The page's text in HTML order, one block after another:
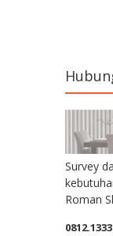
Survey
Roman